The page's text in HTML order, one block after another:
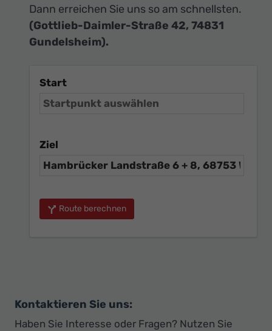
Dann erreichen Sie uns so am schnellsten.
(Gottlieb-Daimler-Straße 42, 74831
Gundelsheim).
Start
Ziel
Route berechnen
Kontaktieren Sie uns:
Haben Sie Interesse oder Fragen? Nutzen Sie